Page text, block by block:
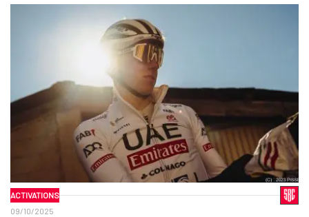
ACTIVATIONS
09/10/2025